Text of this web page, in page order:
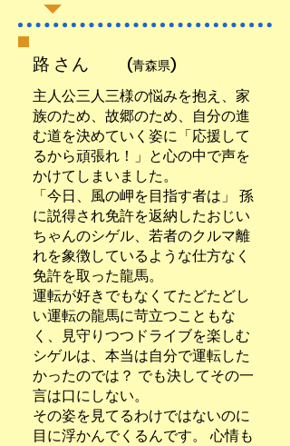
路 さん (青森県)
主人公三人三様の悩みを抱え、家
族のため、故郷のため、自分の進
む道を決めていく姿に「応援して
るから頑張れ！」と心の中で声を
かけてしまいました。
「今日、風の岬を目指す者は」 孫
に説得され免許を返納したおじい
ちゃんのシゲル、若者のクルマ離
れを象徴しているような仕方なく
免許を取った龍馬。
運転が好きでもなくてたどたどし
い運転の龍馬に苛立つこともな
く、見守りつつドライブを楽しむ
シゲルは、本当は自分で運転した
かったのでは？ でも決してその一
言は口にしない。
その姿を見てるわけではないのに
目に浮かんでくるんです。 心情も